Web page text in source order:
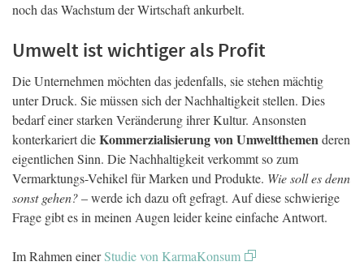
noch das Wachstum der Wirtschaft ankurbelt.
Umwelt ist wichtiger als Profit
Die Unternehmen möchten das jedenfalls, sie stehen mächtig
unter Druck. Sie müssen sich der Nachhaltigkeit stellen. Dies
bedarf einer starken Veränderung ihrer Kultur. Ansonsten
konterkariert dieKommerzialisierung von Umweltthemenderen
eigentlichen Sinn. Die Nachhaltigkeit verkommt so zum
Vermarktungs-Vehikel für Marken und Produkte. Wie soll es denn
sonst gehen?– werde ich dazu oft gefragt. Auf diese schwierige
Frage gibt es in meinen Augen leider keine einfache Antwort.
Im Rahmen einerStudie von KarmaKonsum